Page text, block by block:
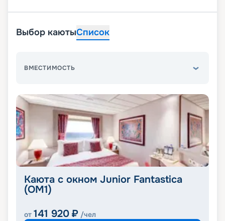
Выбор каютыСписок
ВМЕСТИМОСТЬ
Каюта с окном Junior Fantastica
(OM1)
от 141 920 ₽ /чел